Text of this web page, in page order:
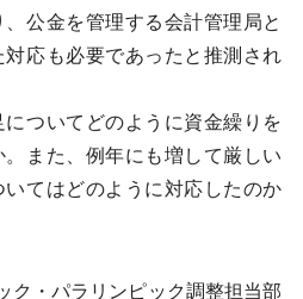
公金を管理する会計管理局と
対応も必要であったと推測され
ついてどのように資金繰りを
また、例年にも増して厳しい
てはどのように対応したのか
ク・パラリンピック調整担当部